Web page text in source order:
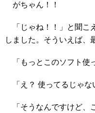
がちゃん！！
「じゃね！！」と聞こ
しました。そういえば、
「もっとこのソフト使
「え？ 使ってるじゃな
「そうなんですけど、